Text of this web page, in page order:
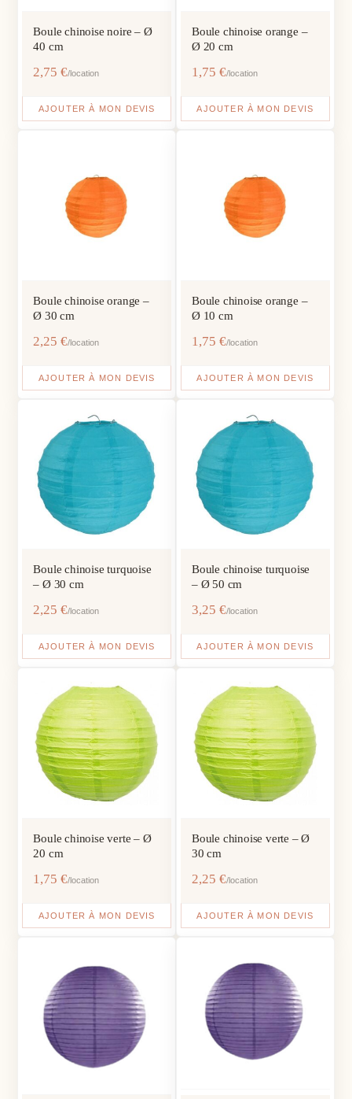
Boule chinoise noire – Ø
40 cm
2,75€/location
AJOUTER À MON DEVIS
Boule chinoise orange –
Ø 20 cm
1,75 €/location
AJOUTER À MON DEVIS
Boule chinoise orange –
Ø 30 cm
2,25€/location
AJOUTER À MON DEVIS
Boule chinoise orange –
Ø 10 cm
1,75 €/location
AJOUTER À MON DEVIS
Boule chinoise turquoise
– Ø 30 cm
2,25€/location
AJOUTER À MON DEVIS
Boule chinoise turquoise
– Ø 50 cm
3,25 €/location
AJOUTER À MON DEVIS
Boule chinoise verte – Ø
20 cm
1,75€/location
AJOUTER À MON DEVIS
Boule chinoise verte – Ø
30 cm
2,25 €/location
AJOUTER À MON DEVIS